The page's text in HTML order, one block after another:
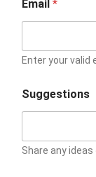
Email *
Enter your valid
Suggestions
Share any